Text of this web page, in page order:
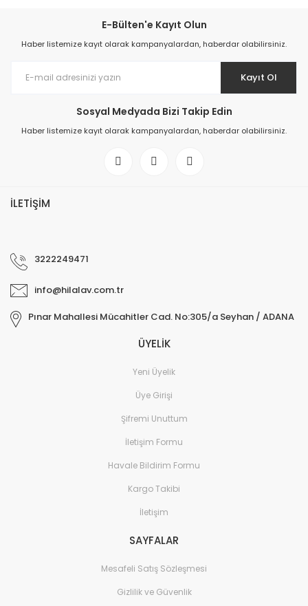
E-Bülten'e Kayıt Olun
Haber listemize kayıt olarak kampanyalardan, haberdar olabilirsiniz.
Kayıt Ol
Sosyal Medyada Bizi Takip Edin
Haber listemize kayıt olarak kampanyalardan, haberdar olabilirsiniz.
İLETİŞİM
3222249471
info@hilalav.com.tr
Pınar Mahallesi Mücahitler Cad. No:305/a Seyhan / ADANA
ÜYELİK
Yeni Üyelik
Üye Girişi
Şifremi Unuttum
İletişim Formu
Havale Bildirim Formu
Kargo Takibi
İletişim
SAYFALAR
Mesafeli Satış Sözleşmesi
Gizlilik ve Güvenlik